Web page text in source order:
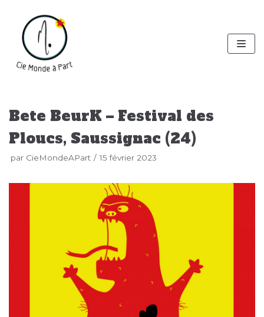
au
contenu
Bete BeurK – Festival des
Ploucs, Saussignac (24)
par CieMondeAPart 15 février 2023